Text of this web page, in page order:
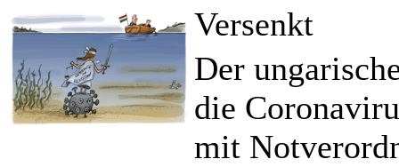
Versenkt
Der
die
mit